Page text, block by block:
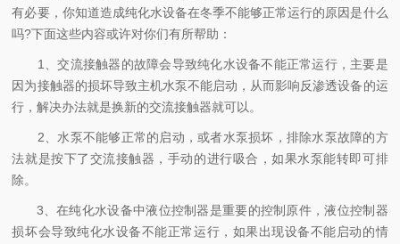
有必要，你知道造成纯化水设备在冬季不能够正常运行的原因是什么
吗?下面这些内容或许对你们有所帮助：
1、交流接触器的故障会导致纯化水设备不能正常运行，主要是
因为接触器的损坏导致主机水泵不能启动，从而影响反渗透设备的运
行，解决办法就是换新的交流接触器就可以。
2、水泵不能够正常的启动，或者水泵损坏，排除水泵故障的方
法就是按下了交流接触器，手动的进行吸合，如果水泵能转即可排
除。
3、在纯化水设备中液位控制器是重要的控制原件，液位控制器
损坏会导致纯化水设备不能正常运行，如果出现设备不能启动的情